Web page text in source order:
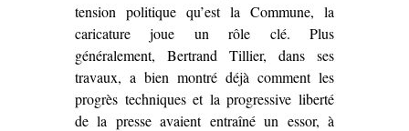
tension politique qu’est la Commune, la
caricature joue un rôle clé. Plus
généralement, Bertrand Tillier, dans ses
travaux, a bien montré déjà comment les
progrès techniques et la progressive liberté
de la presse avaient entraîné un essor, à